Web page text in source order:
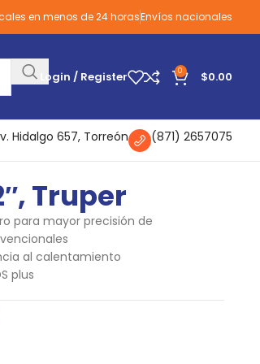
en menos de 24 horasEnvíos nacionales
Login / Register 0 $0.00
Hidalgo 657, Torreón (871) 2657075
Truper
para mayor precisión de
al calentamiento
plus